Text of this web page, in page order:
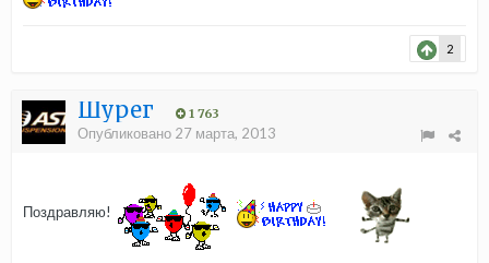
2
Шурег 1 763
Опубликовано 27 марта, 2013
Поздравляю!